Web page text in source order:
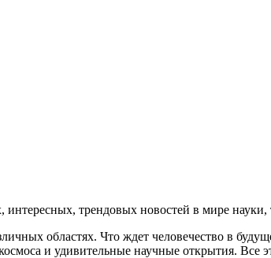
трендовых новостей в мире науки,
областях. Что ждет человечество в
и удивительные научные открытия. Все